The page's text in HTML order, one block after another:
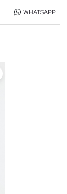
WHATSAPP